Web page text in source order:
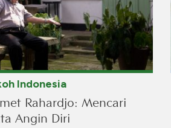
Indonesia
Rahardjo: Mencari
Angin Diri